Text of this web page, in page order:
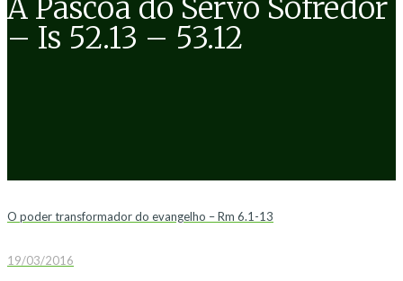
A Páscoa do Servo Sofredor
– Is 52.13 – 53.12
O poder transformador do evangelho – Rm 6.1-13
19/03/2016